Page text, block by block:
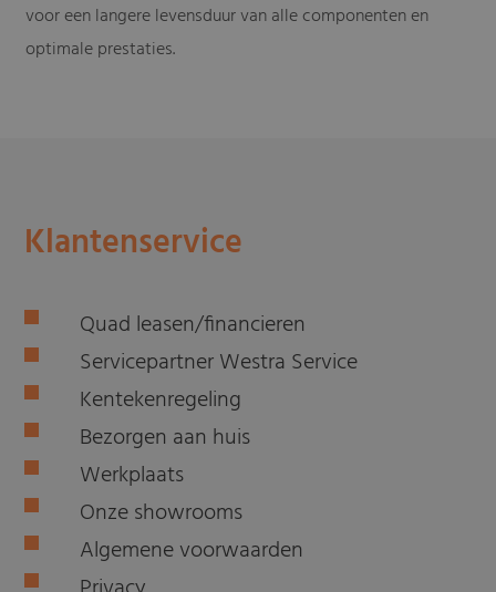
voor een langere levensduur van alle componenten en
optimale prestaties.
Klantenservice
Quad leasen/financieren
Servicepartner Westra Service
Kentekenregeling
Bezorgen aan huis
Werkplaats
Onze showrooms
Algemene voorwaarden